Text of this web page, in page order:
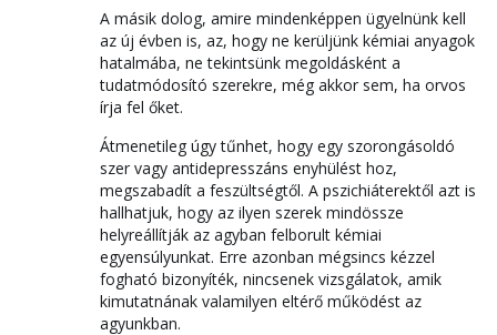
A másik dolog, amire mindenképpen ügyelnünk kell
az új évben is, az, hogy ne kerüljünk kémiai anyagok
hatalmába, ne tekintsünk megoldásként a
tudatmódosító szerekre, még akkor sem, ha orvos
írja fel őket.
Átmenetileg úgy tűnhet, hogy egy szorongásoldó
szer vagy antidepresszáns enyhülést hoz,
megszabadít a feszültségtől. A pszichiáterektől azt is
hallhatjuk, hogy az ilyen szerek mindössze
helyreállítják az agyban felborult kémiai
egyensúlyunkat. Erre azonban mégsincs kézzel
fogható bizonyíték, nincsenek vizsgálatok, amik
kimutatnának valamilyen eltérő működést az
agyunkban.